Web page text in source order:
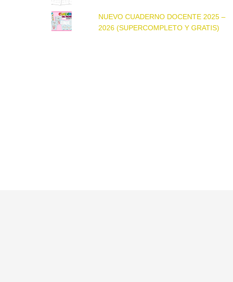
NUEVO CUADERNO DOCENTE 2025 –
2026 (SUPERCOMPLETO Y GRATIS)